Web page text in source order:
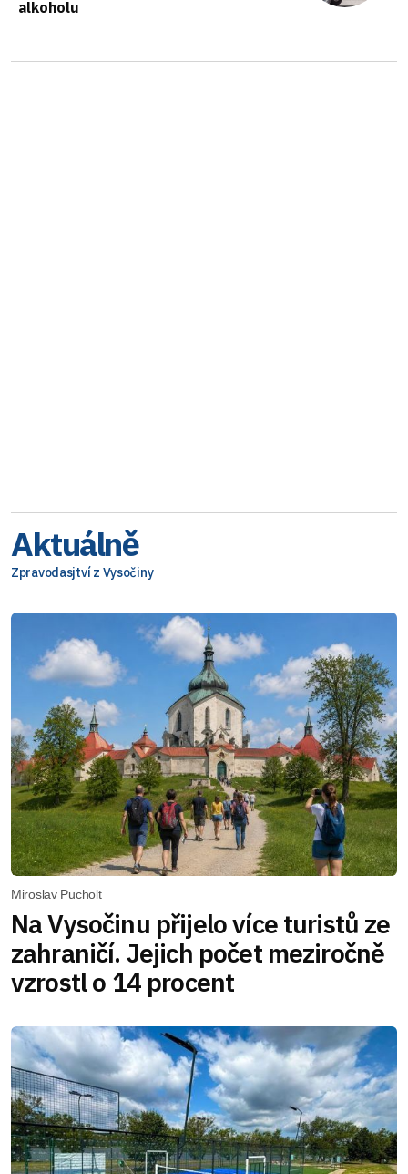
alkoholu
Aktuálně
Zpravodasjtví z Vysočiny
Miroslav Pucholt
Na Vysočinu přijelo více turistů ze
zahraničí. Jejich počet meziročně
vzrostl o 14 procent